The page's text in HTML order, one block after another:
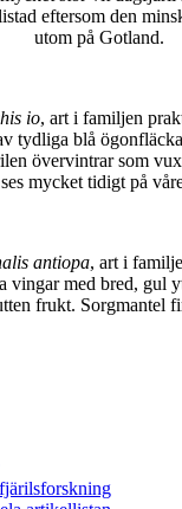
eftersom den
utom på Gotland.
io, art i familjen
tydliga blå
övervintrar som
ses mycket tidigt på
antiopa, art i
vingar med bred, gul
frukt. Sorgmantel